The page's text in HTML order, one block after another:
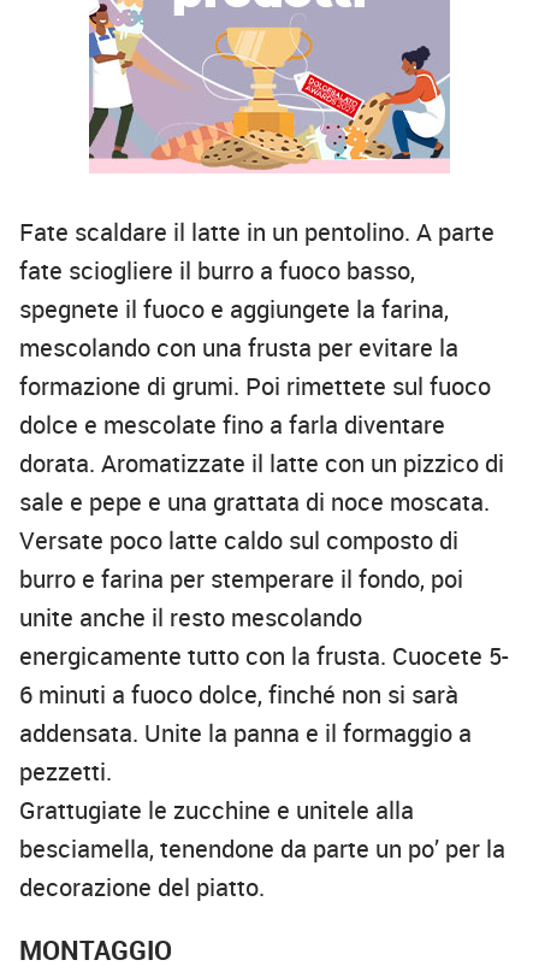
Fate scaldare il latte in un pentolino. A parte
fate sciogliere il burro a fuoco basso,
spegnete il fuoco e aggiungete la farina,
mescolando con una frusta per evitare la
formazione di grumi. Poi rimettete sul fuoco
dolce e mescolate fino a farla diventare
dorata. Aromatizzate il latte con un pizzico di
sale e pepe e una grattata di noce moscata.
Versate poco latte caldo sul composto di
burro e farina per stemperare il fondo, poi
unite anche il resto mescolando
energicamente tutto con la frusta. Cuocete 5-
6 minuti a fuoco dolce, finché non si sarà
addensata. Unite la panna e il formaggio a
pezzetti.
Grattugiate le zucchine e unitele alla
besciamella, tenendone da parte un po’ per la
decorazione del piatto.
MONTAGGIO